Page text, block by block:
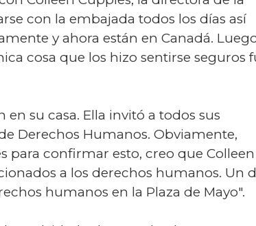
con la embajada todos los días así
y ahora están en Canadá.
cosa que los hizo sentirse seguros
su casa. Ella invitó a todos sus
Derechos Humanos. Obviamente,
confirmar esto, creo que Colleen
a los derechos humanos. Un
humanos en la Plaza de Mayo".